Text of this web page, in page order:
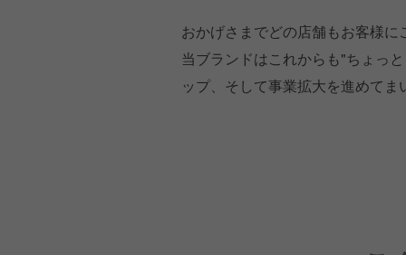
おかげさまでどの店舗もお客様
当ブランドはこれからも"ちょっ
ップ、そして事業拡大を進めてま